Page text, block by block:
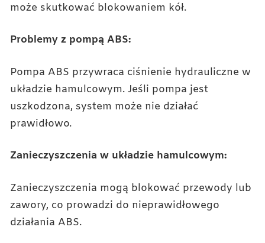
może skutkować blokowaniem kół.
Problemy z pompą ABS:
Pompa ABS przywraca ciśnienie hydrauliczne w
układzie hamulcowym. Jeśli pompa jest
uszkodzona, system może nie działać
prawidłowo.
Zanieczyszczenia w układzie hamulcowym:
Zanieczyszczenia mogą blokować przewody lub
zawory, co prowadzi do nieprawidłowego
działania ABS.